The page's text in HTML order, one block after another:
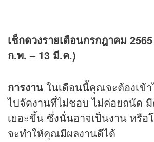
เช็กดวงรายเดือนกรกฎาคม 2565
ก.พ. – 13 มี.ค.)
การงาน ในเดือนนี้คุณจะต้องเข้
ไปจัดงานที่ไม่ชอบ ไม่ค่อยถนัด
เยอะขึ้น ซึ่งนั่นอาจเป็นงาน หรือ
จะทำให้คุณมีผลงานดีได้